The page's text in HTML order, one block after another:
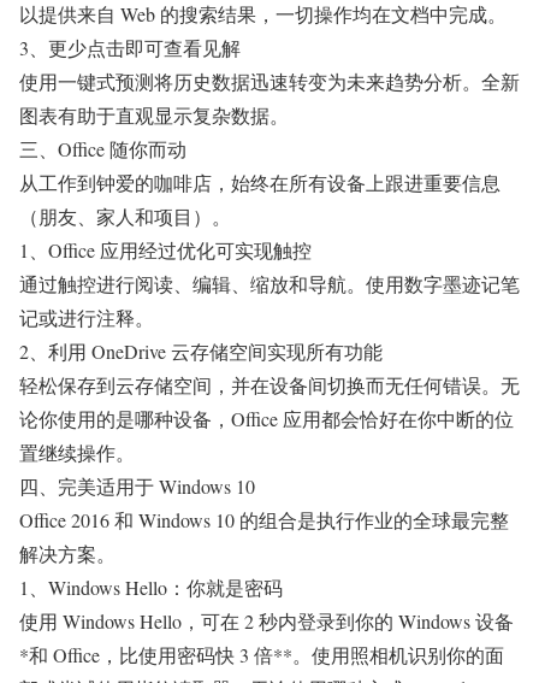
以提供来自 Web 的搜索结果，一切操作均在文档中完成。
3、更少点击即可查看见解
使用一键式预测将历史数据迅速转变为未来趋势分析。全新
图表有助于直观显示复杂数据。
三、Office 随你而动
从工作到钟爱的咖啡店，始终在所有设备上跟进重要信息
（朋友、家人和项目）。
1、Office 应用经过优化可实现触控
通过触控进行阅读、编辑、缩放和导航。使用数字墨迹记笔
记或进行注释。
2、利用 OneDrive 云存储空间实现所有功能
轻松保存到云存储空间，并在设备间切换而无任何错误。无
论你使用的是哪种设备，Office 应用都会恰好在你中断的位
置继续操作。
四、完美适用于 Windows 10
Office 2016 和 Windows 10 的组合是执行作业的全球最完整
解决方案。
1、Windows Hello：你就是密码
使用 Windows Hello，可在 2 秒内登录到你的 Windows 设备
*和 Office，比使用密码快 3 倍**。使用照相机识别你的面